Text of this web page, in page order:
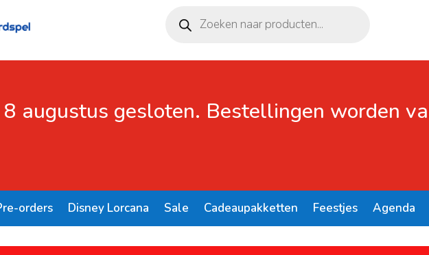
zoeken
augustus gesloten. Bestellingen worden
orders Disney Lorcana Sale Cadeaupakketten Feestjes Agenda